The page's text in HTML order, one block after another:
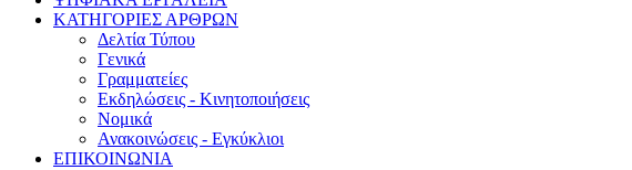
ΚΑΤΗΓΟΡΙΕΣ ΑΡΘΡΩΝ
Δελτία Τύπου
Γενικά
Γραμματείες
Εκδηλώσεις - Κινητοποιήσεις
Νομικά
Ανακοινώσεις - Εγκύκλιοι
ΕΠΙΚΟΙΝΩΝΙΑ